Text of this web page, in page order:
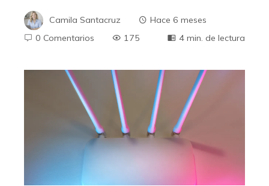
Camila Santacruz
Hace 6 meses
0 Comentarios
175 4 min. de lectura